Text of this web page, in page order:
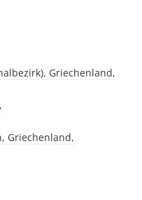
Griechenland,
Griechenland,